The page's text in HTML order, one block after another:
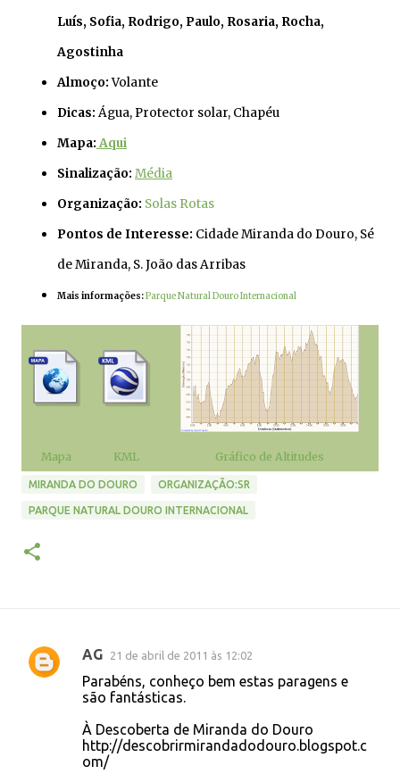
Luís, Sofia, Rodrigo, Paulo, Rosaria, Rocha,
Agostinha
Almoço:Volante
Dicas: Água, Protector solar, Chapéu
Mapa: Aqui
Sinalização: Média
Organização: Solas Rotas
Pontos de Interesse: Cidade Miranda do Douro, Sé
de Miranda, S. João das Arribas
Mais informações:Parque Natural Douro Internacional
Mapa KML Gráfico de Altitudes
MIRANDA DO DOURO ORGANIZAÇÃO:SR
PARQUE NATURAL DOURO INTERNACIONAL
C
AG 21 de abril de 2011 às 12:02
Parabéns, conheço bem estas paragens e
são fantásticas.
À Descoberta de Miranda do Douro
http://descobrirmirandadodouro.blogspot.c
om/